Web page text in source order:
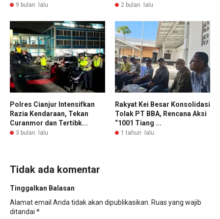
9 bulan lalu 2 bulan lalu
Polres Cianjur Intensifkan
Razia Kendaraan, Tekan
Curanmor dan Tertibk...
3 bulan lalu
Rakyat Kei Besar Konsolidasi
Tolak PT BBA, Rencana Aksi
“1001 Tiang ...
1 tahun lalu
Tidak ada komentar
Tinggalkan Balasan
Alamat email Anda tidak akan dipublikasikan. Ruas yang wajib
ditandai *